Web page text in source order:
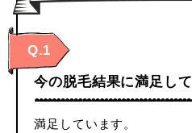
Q.1
今の脱毛結果に満足し
満足しています。